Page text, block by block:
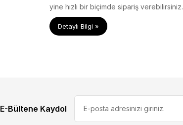
yine hızlı bir biçimde sipariş verebilirsiniz.
Detaylı Bilgi »
E-Bültene Kaydol